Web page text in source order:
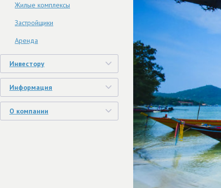
Жилые комплексы
Застройщики
Аренда
Инвестору
Информация
О компании